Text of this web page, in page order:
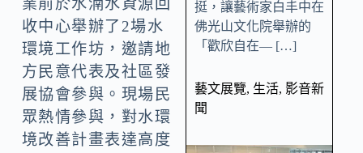
業前於水湳水資源回
收中心舉辦了2場水
環境工作坊，邀請地
方民意代表及社區發
展協會參與。現場民
眾熱情參與，對水環
境改善計畫表達高度
挺，讓藝術家白丰中在
佛光山文化院舉辦的
「歡欣自在— […]
藝文展覽, 生活, 影音新
聞